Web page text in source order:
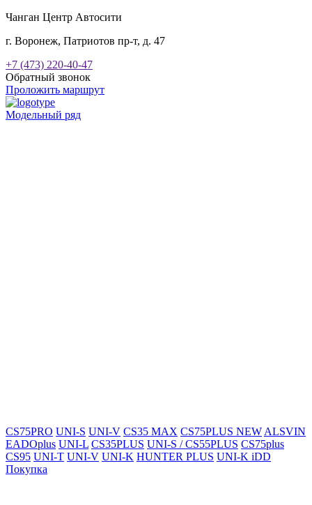
Чанган Центр Автосити
г. Воронеж, Патриотов пр-т, д. 47
+7 (473) 220-40-47
Обратный звонок
Проложить маршрут
Модельный ряд
CS75PRO UNI-S UNI-V CS35 MAX CS75PLUS NEW ALSVIN
EADOplus UNI-L CS35PLUS UNI-S / CS55PLUS CS75plus
CS95 UNI-T UNI-V UNI-K HUNTER PLUS UNI-K iDD
Покупка